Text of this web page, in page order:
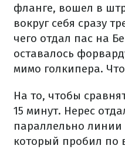
фланге, вошел в
вокруг себя сразу
чего отдал пас на
оставалось
мимо голкипера.
На то, чтобы
15 минут. Нерес
параллельно
который пробил по